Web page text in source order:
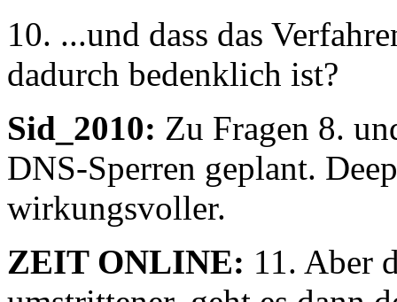
10. ...und dass das
dadurch bedenklich ist?
Sid_2010: Zu Fragen 8.
DNS-Sperren geplant.
wirkungsvoller.
ZEIT ONLINE: 11. Aber